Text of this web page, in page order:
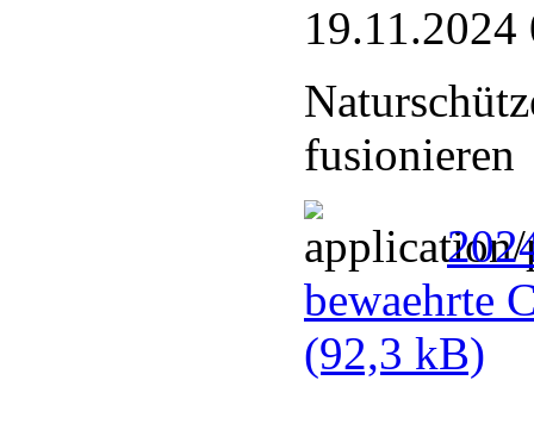
19.11.2024
fusionieren
bewaehrte
(92,3 kB)